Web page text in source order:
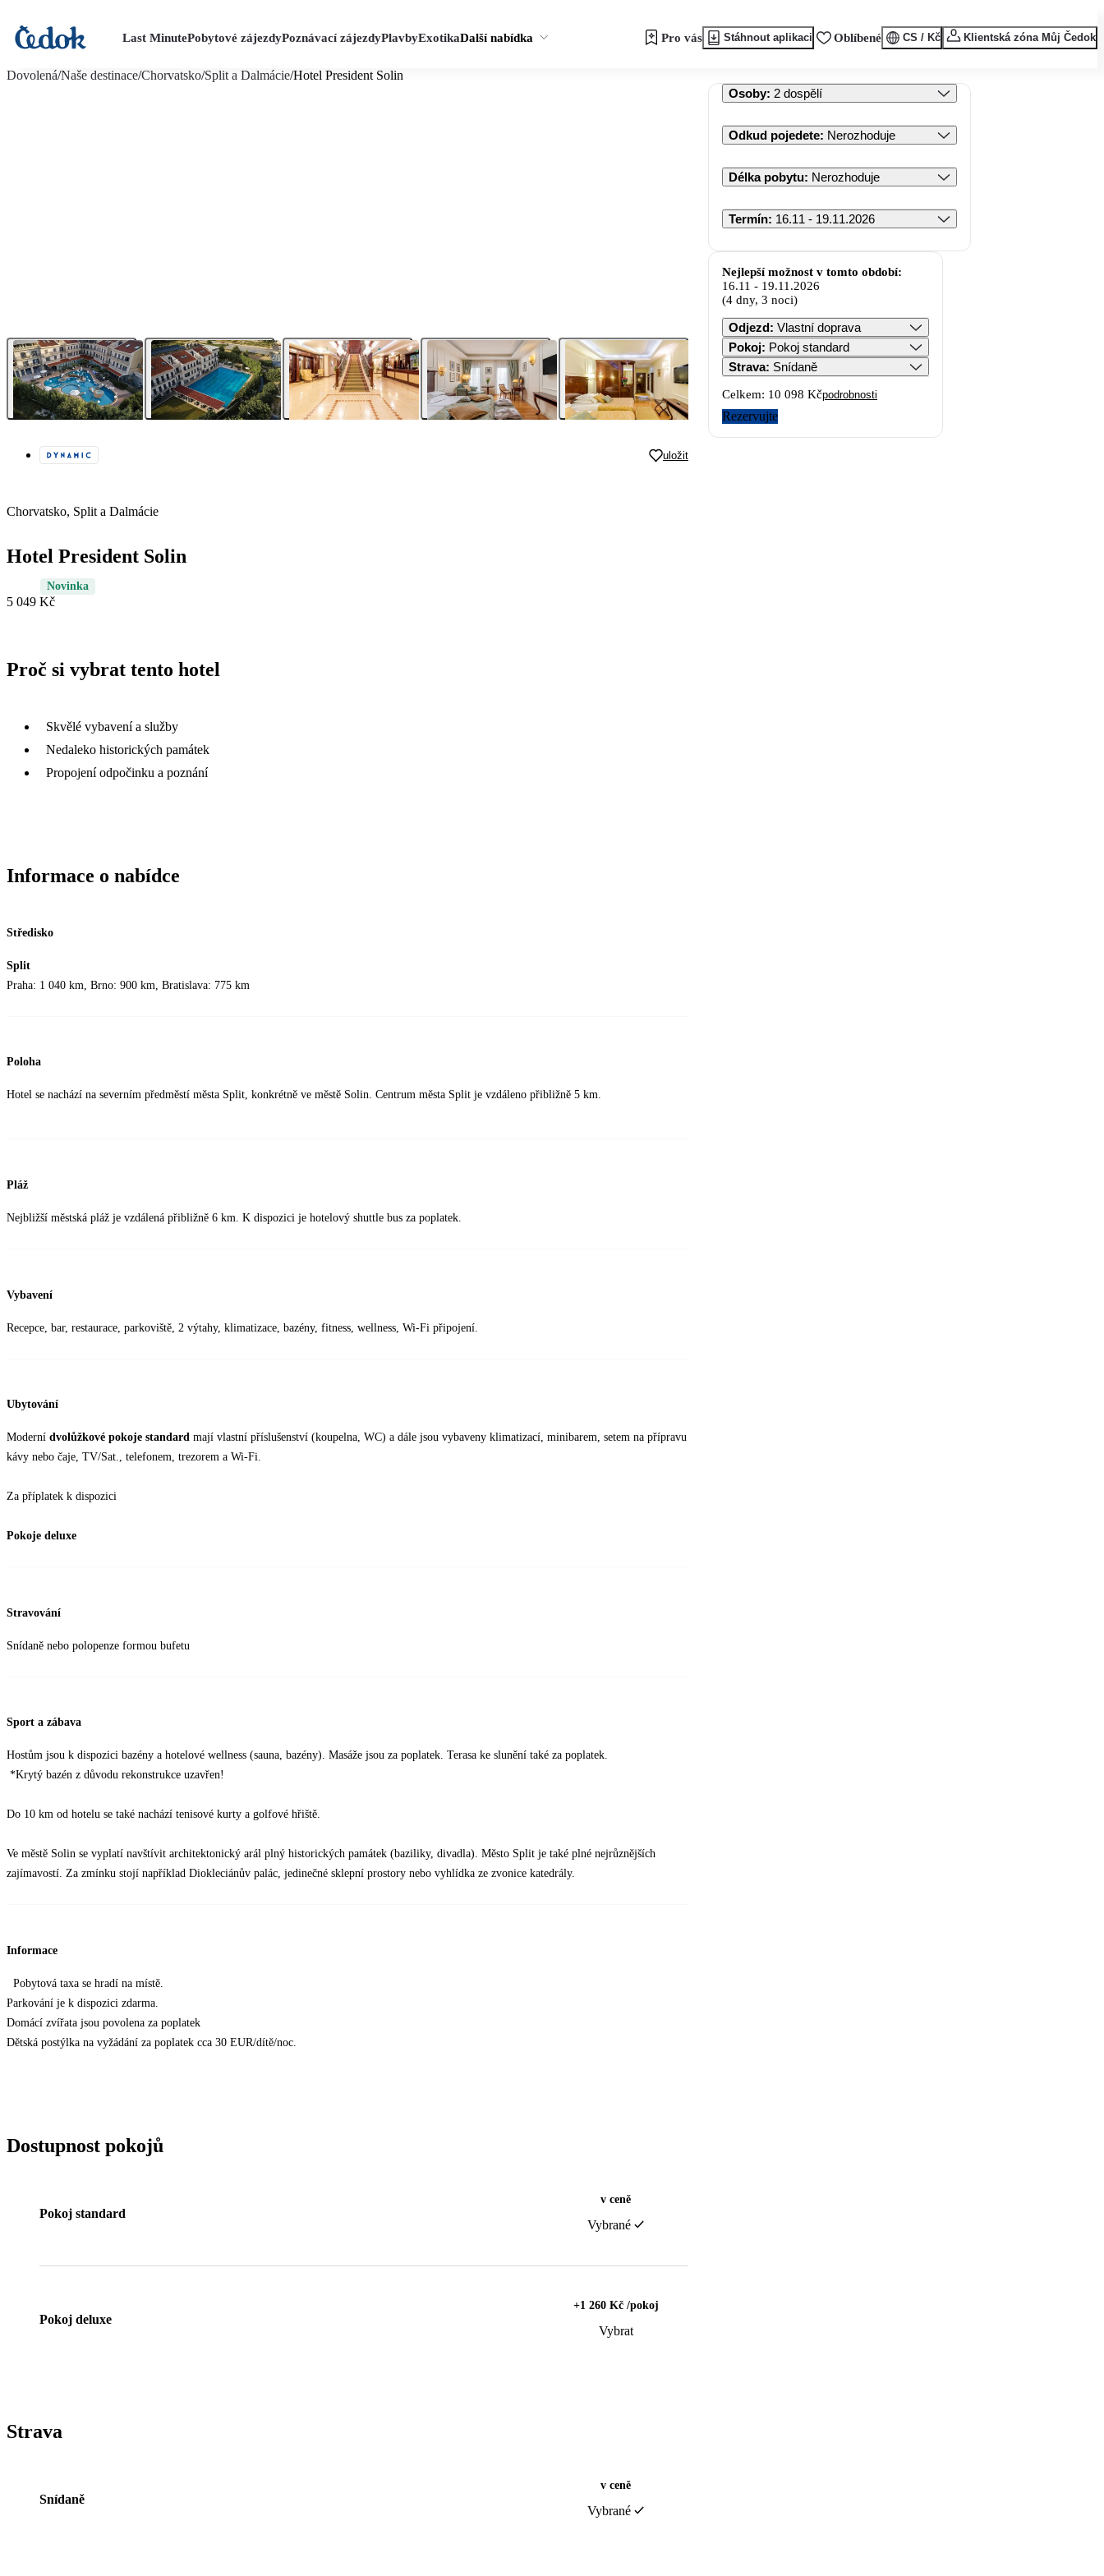
Last MinutePobytové zájezdyPoznávací zájezdyPlavbyExotikaDalší nabídka Pro vás Stáhnout aplikaci Oblíbené CS / Kč Klientská zóna Můj Čedok
Dovolená/Naše destinace/Chorvatsko/Split a Dalmácie/Hotel President Solin
uložit
Chorvatsko, Split a Dalmácie
Hotel President Solin
Novinka
5 049 Kč
Proč si vybrat tento hotel
Skvělé vybavení a služby
Nedaleko historických památek
Propojení odpočinku a poznání
Informace o nabídce
Středisko
Split
Praha: 1 040 km, Brno: 900 km, Bratislava: 775 km
Poloha
Hotel se nachází na severním předměstí města Split, konkrétně ve městě Solin. Centrum města Split je vzdáleno přibližně 5 km.
Pláž
Nejbližší městská pláž je vzdálená přibližně 6 km. K dispozici je hotelový shuttle bus za poplatek.
Vybavení
Recepce, bar, restaurace, parkoviště, 2 výtahy, klimatizace, bazény, fitness, wellness, Wi-Fi připojení.
Ubytování
Moderní dvolůžkové pokoje standard mají vlastní příslušenství (koupelna, WC) a dále jsou vybaveny klimatizací, minibarem, setem na přípravu
kávy nebo čaje, TV/Sat., telefonem, trezorem a Wi-Fi.
Za příplatek k dispozici
Pokoje deluxe
Stravování
Snídaně nebo polopenze formou bufetu
Sport a zábava
Hostům jsou k dispozici bazény a hotelové wellness (sauna, bazény). Masáže jsou za poplatek. Terasa ke slunění také za poplatek.
*Krytý bazén z důvodu rekonstrukce uzavřen!
Do 10 km od hotelu se také nachází tenisové kurty a golfové hřiště.
Ve městě Solin se vyplatí navštívit architektonický arál plný historických památek (baziliky, divadla). Město Split je také plné nejrůznějších
zajímavostí. Za zmínku stojí například Diokleciánův palác, jedinečné sklepní prostory nebo vyhlídka ze zvonice katedrály.
Informace
Pobytová taxa se hradí na místě.
Parkování je k dispozici zdarma.
Domácí zvířata jsou povolena za poplatek
Dětská postýlka na vyžádání za poplatek cca 30 EUR/dítě/noc.
Dostupnost pokojů
Pokoj standard
v ceně
Vybrané
Pokoj deluxe
+1 260 Kč /pokoj
Vybrat
Strava
Snídaně
v ceně
Vybrané
Osoby: 2 dospělí
Odkud pojedete: Nerozhoduje
Délka pobytu: Nerozhoduje
Termín: 16.11 - 19.11.2026
Nejlepší možnost v tomto období:
16.11 - 19.11.2026
(4 dny, 3 noci)
Odjezd: Vlastní doprava
Pokoj: Pokoj standard
Strava: Snídaně
Celkem: 10 098 Kčpodrobnosti
Rezervujte